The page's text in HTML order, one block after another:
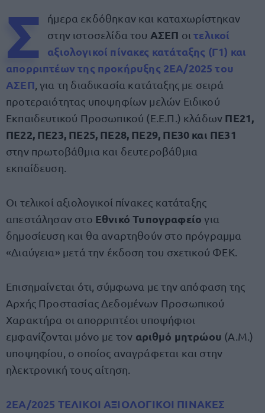
Σ
ήμερα εκδόθηκαν και καταχωρίστηκαν
στην ιστοσελίδα του ΑΣΕΠ οιτελικοί
αξιολογικοί πίνακες κατάταξης (Γ1) και
απορριπτέων της προκήρυξης 2ΕΑ/2025 του
ΑΣΕΠ , για τη διαδικασία κατάταξης με σειρά
προτεραιότητας υποψηφίων μελών Ειδικού
Εκπαιδευτικού Προσωπικού (Ε.Ε.Π.) κλάδων ΠΕ21,
ΠΕ22, ΠΕ23, ΠΕ25, ΠΕ28, ΠΕ29, ΠΕ30 και ΠΕ31
στην πρωτοβάθμια και δευτεροβάθμια
εκπαίδευση.
Οι τελικοί αξιολογικοί πίνακες κατάταξης
απεστάλησαν στο Εθνικό Τυπογραφείο για
δημοσίευση και θα αναρτηθούν στο πρόγραμμα
«Διαύγεια» μετά την έκδοση του σχετικού ΦΕΚ.
Επισημαίνεται ότι, σύμφωνα με την απόφαση της
Αρχής Προστασίας Δεδομένων Προσωπικού
Χαρακτήρα οι απορριπτέοι υποψήφιοι
εμφανίζονται μόνο με τον αριθμό μητρώου (Α.Μ.)
υποψηφίου, ο οποίος αναγράφεται και στην
ηλεκτρονική τους αίτηση.
2ΕΑ/2025 ΤΕΛΙΚΟΙ ΑΞΙΟΛΟΓΙΚΟΙ ΠΙΝΑΚΕΣ